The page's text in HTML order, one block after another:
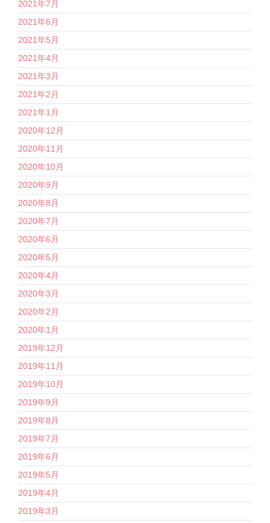
2021年7月
2021年6月
2021年5月
2021年4月
2021年3月
2021年2月
2021年1月
2020年12月
2020年11月
2020年10月
2020年9月
2020年8月
2020年7月
2020年6月
2020年5月
2020年4月
2020年3月
2020年2月
2020年1月
2019年12月
2019年11月
2019年10月
2019年9月
2019年8月
2019年7月
2019年6月
2019年5月
2019年4月
2019年3月